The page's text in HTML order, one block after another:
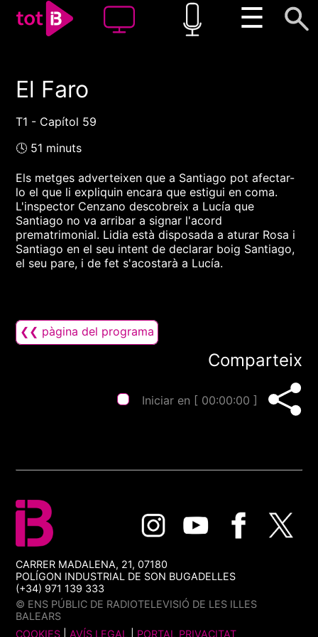
☰
00:00
El Faro
T1 - Capítol 59
🕓 51 minuts
Els metges adverteixen que a Santiago pot afectar-
lo el que li expliquin encara que estigui en coma.
L'inspector Cenzano descobreix a Lucía que
Santiago no va arribar a signar l'acord
prematrimonial. Lidia està disposada a aturar Rosa i
Santiago en el seu intent de declarar boig Santiago,
el seu pare, i de fet s'acostarà a Lucía.
❮❮ pàgina del programa
Comparteix
Iniciar en [ 00:00:00 ]
CARRER MADALENA, 21, 07180
POLÍGON INDUSTRIAL DE SON BUGADELLES
(+34) 971 139 333
© ENS PÚBLIC DE RADIOTELEVISIÓ DE LES ILLES
BALEARS
COOKIES
AVÍS LEGAL PORTAL PRIVACITAT